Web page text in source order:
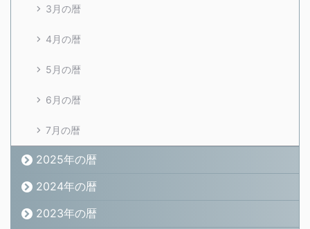
3月の暦
4月の暦
5月の暦
6月の暦
7月の暦
2025年の暦
2024年の暦
2023年の暦